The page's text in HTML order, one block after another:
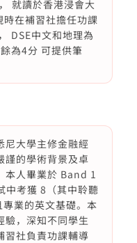
就讀於香港浸會大
在補習社擔任功課
DSE中文和地理為
為4分 可提供筆
尼大學主修金融經
謹的學術背景及卓
本人畢業於 Band 1
中考獲 8（其中聆聽
業的英文基礎。本
驗，深知不同學生
習社負責功課輔導